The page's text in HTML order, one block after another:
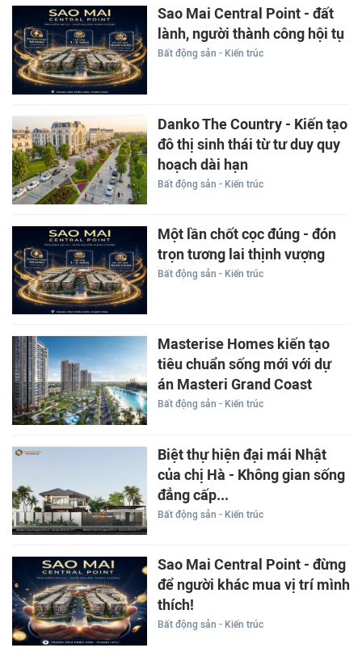
Sao Mai Central Point - đất
lành, người thành công hội tụ
Bất động sản - Kiến trúc
Danko The Country - Kiến tạo
đô thị sinh thái từ tư duy quy
hoạch dài hạn
Bất động sản - Kiến trúc
Một lần chốt cọc đúng - đón
trọn tương lai thịnh vượng
Bất động sản - Kiến trúc
Masterise Homes kiến tạo
tiêu chuẩn sống mới với dự
án Masteri Grand Coast
Bất động sản - Kiến trúc
Biệt thự hiện đại mái Nhật
của chị Hà - Không gian sống
đẳng cấp...
Bất động sản - Kiến trúc
Sao Mai Central Point - đừng
để người khác mua vị trí mình
thích!
Bất động sản - Kiến trúc